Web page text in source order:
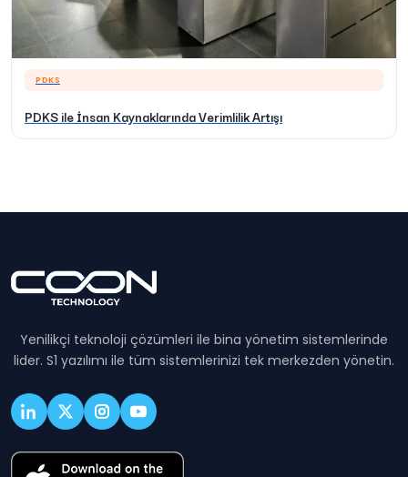
PDKS
PDKS ile İnsan Kaynaklarında Verimlilik Artışı
Yenilikçi teknoloji çözümleri ile bina yönetim sistemlerinde
lider. S1 yazılımı ile tüm sistemlerinizi tek merkezden yönetin.